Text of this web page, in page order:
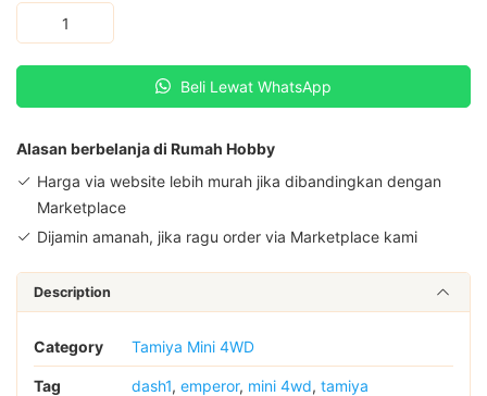
Mini
4WD
Emperor
Beli Lewat WhatsApp
Alasan berbelanja di Rumah Hobby
Harga via website lebih murah jika dibandingkan dengan
Marketplace
Dijamin amanah, jika ragu order via Marketplace kami
Description
Category Tamiya Mini 4WD
Tag dash1, emperor, mini 4wd, tamiya